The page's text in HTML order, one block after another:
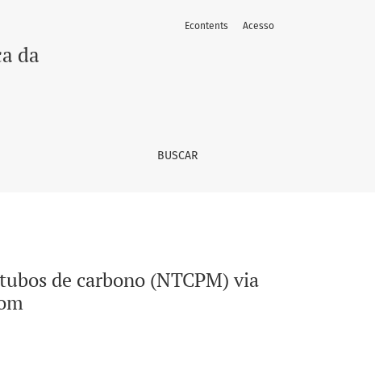
in situ assistida por ultrassom
da
BUSCAR
Econtents Acesso
de carbono (NTCPM) via